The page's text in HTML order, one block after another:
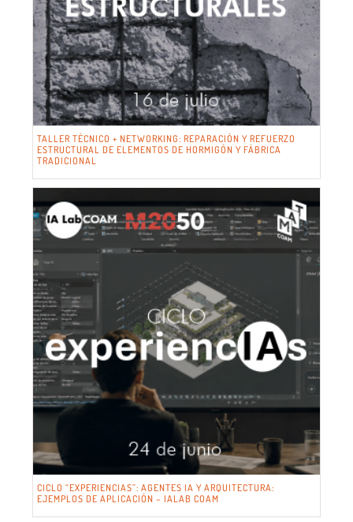
TALLER TÉCNICO + NETWORKING: REPARACIÓN Y REFUERZO
ESTRUCTURAL DE ELEMENTOS DE HORMIGÓN Y FÁBRICA
TRADICIONAL
CICLO “EXPERIENCIAS”: AGENTES IA Y ARQUITECTURA:
EJEMPLOS DE APLICACIÓN – IALAB COAM